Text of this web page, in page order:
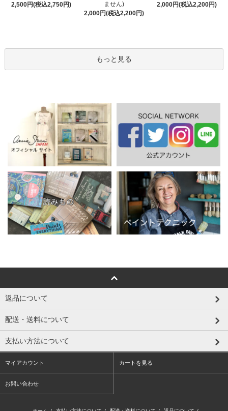
2,500円(税込2,750円)
ません)
2,000円(税込2,200円)
2,000円(税込2,200円)
もっと見る
返品について
配送・送料について
支払い方法について
マイアカウント カートを見る
お問い合わせ